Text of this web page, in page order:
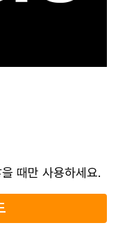
때만 사용하세요.